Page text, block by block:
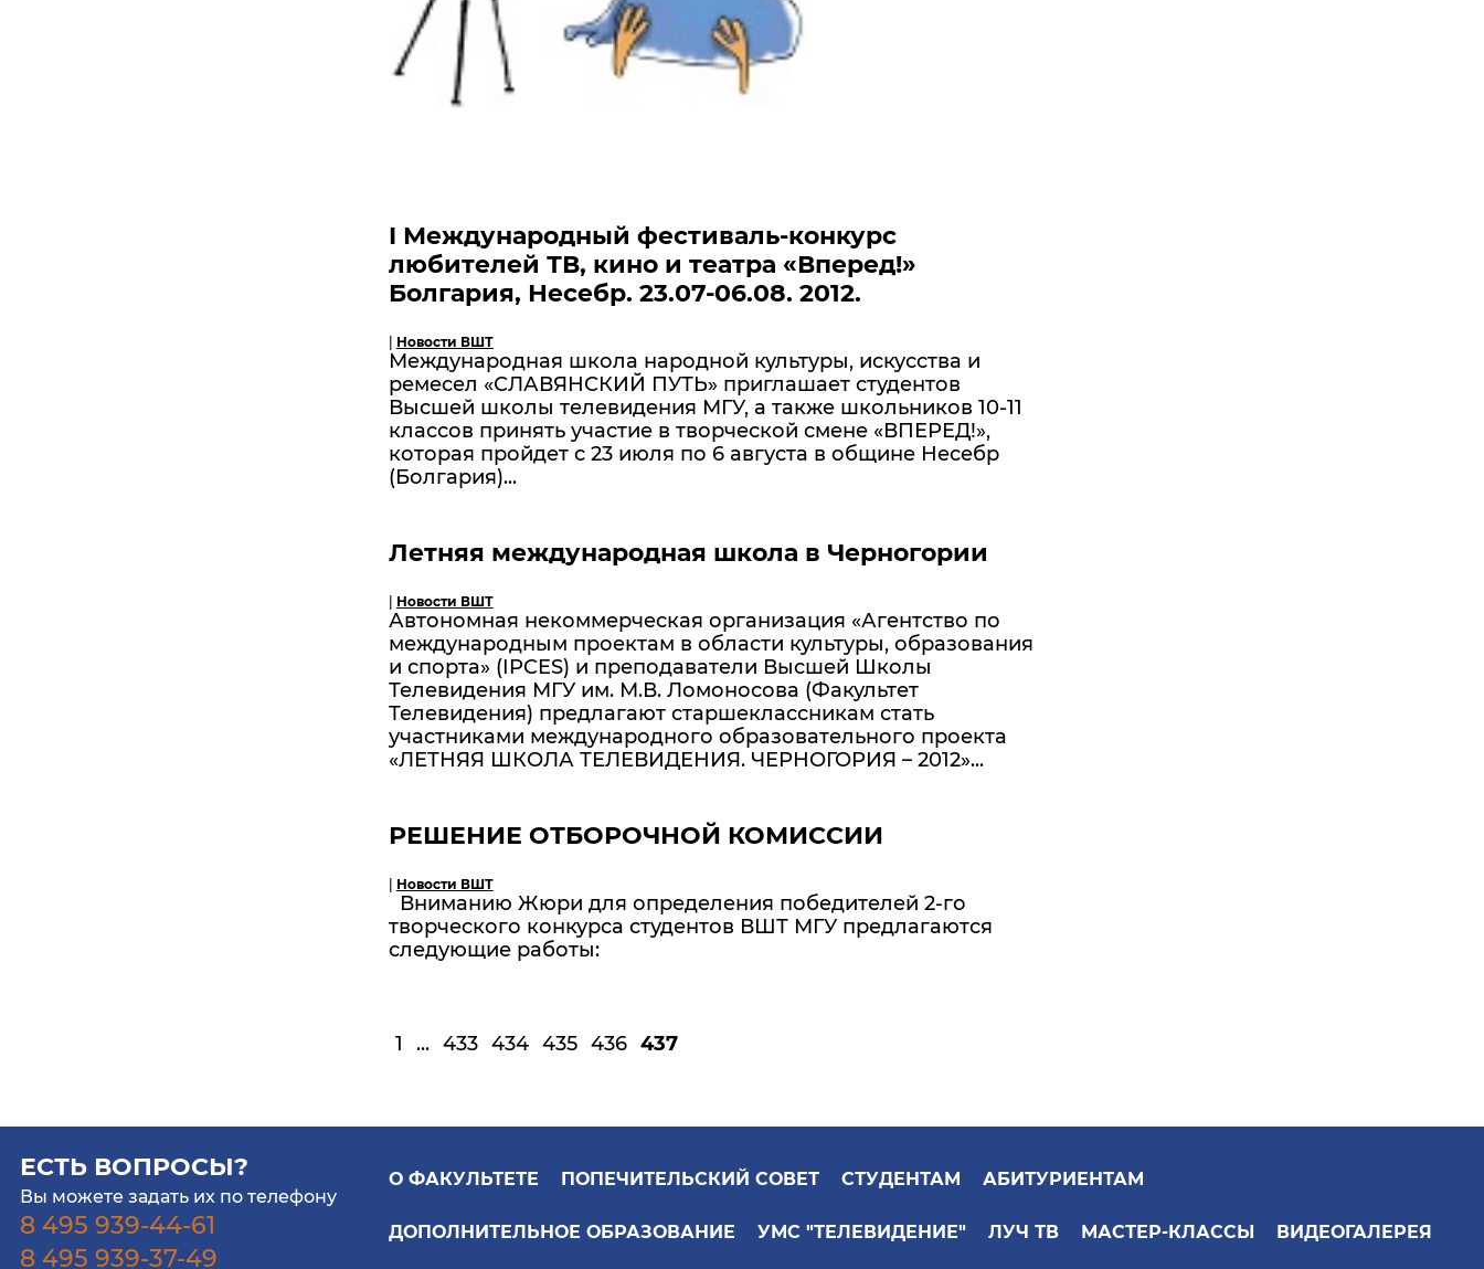
I Международный фестиваль-конкурс
любителей ТВ, кино и театра «Вперед!»
Болгария, Несебр. 23.07-06.08. 2012.
Новости ВШТ
Международная школа народной культуры, искусства и
ремесел «СЛАВЯНСКИЙ ПУТЬ» приглашает студентов
Высшей школы телевидения МГУ, а также школьников 10-11
классов принять участие в творческой смене «ВПЕРЕД!»,
которая пройдет с 23 июля по 6 августа в общине Несебр
(Болгария)...
Летняя международная школа в Черногории
Новости ВШТ
Автономная некоммерческая организация «Агентство по
международным проектам в области культуры, образования
и спорта» (IPCES) и преподаватели Высшей Школы
Телевидения МГУ им. М.В. Ломоносова (Факультет
Телевидения) предлагают старшеклассникам стать
участниками международного образовательного проекта
«ЛЕТНЯЯ ШКОЛА ТЕЛЕВИДЕНИЯ. ЧЕРНОГОРИЯ – 2012»...
РЕШЕНИЕ ОТБОРОЧНОЙ КОМИССИИ
Новости ВШТ
Вниманию Жюри для определения победителей 2-го
творческого конкурса студентов ВШТ МГУ предлагаются
следующие работы:
1 ... 433 434 435 436 437
ЕСТЬ ВОПРОСЫ?
Вы можете задать их по телефону
8 495 939-44-61
8 495 939-37-49
О ФАКУЛЬТЕТЕ ПОПЕЧИТЕЛЬСКИЙ СОВЕТ СТУДЕНТАМ АБИТУРИЕНТАМ
ДОПОЛНИТЕЛЬНОЕ ОБРАЗОВАНИЕ УМС "ТЕЛЕВИДЕНИЕ" ЛУЧ ТВ МАСТЕР-КЛАССЫ ВИДЕОГАЛЕРЕЯ